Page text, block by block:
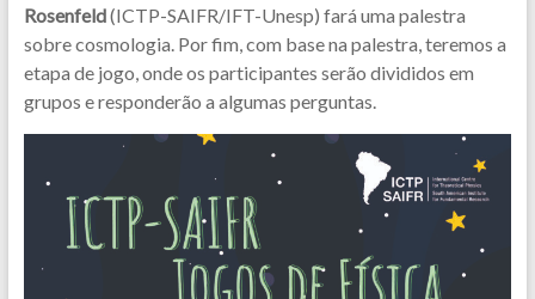
Rosenfeld(ICTP-SAIFR/IFT-Unesp) fará uma palestra
sobre cosmologia. Por fim, com base na palestra, teremos a
etapa de jogo, onde os participantes serão divididos em
grupos e responderão a algumas perguntas.